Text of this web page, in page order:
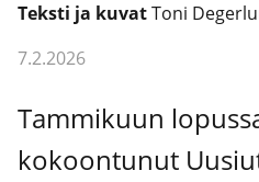
Teks­ti ja kuvatToni
7.2.2026
Tam­mi­kuun
kokoon­tu­nut